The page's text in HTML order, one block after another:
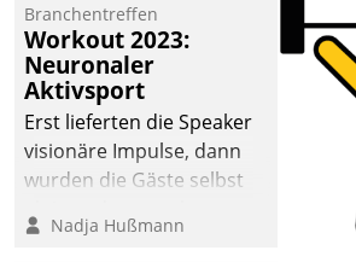
Mammutprojekte
meistern und Workloads
wuppen – bei zunehmend
anspruchsvollen
Aufgaben und
abnehmendem
Branchentreffen
Workout 2023:
Neuronaler
Aktivsport
Erst lieferten die Speaker
visionäre Impulse, dann
wurden die Gäste selbst
methodisch
Nadja Hußmann